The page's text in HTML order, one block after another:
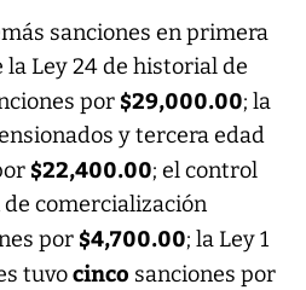
sanciones en primera
Ley 24 de historial de
por $29,000.00; la
y tercera edad
$22,400.00; el control
comercialización
por $4,700.00; la Ley 1
tuvocinco sanciones por